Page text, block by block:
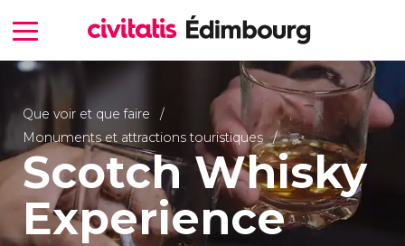
Que voir et que faire
Monuments et attractions touristiques
Scotch Whisky
Experience